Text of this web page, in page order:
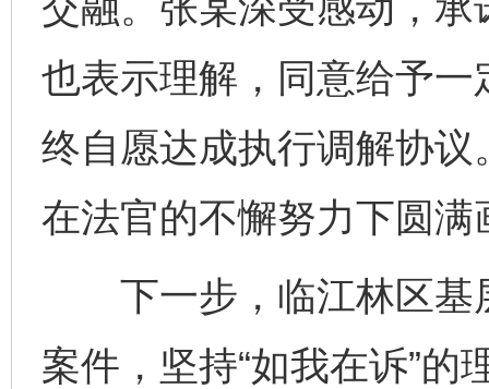
也表示理解，同意给予
终自愿达成执行调解协
在法官的不懈努力下圆满
下一步，临江林区基
案件，坚持“如我在诉”